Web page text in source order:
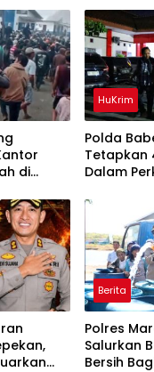
di
HuKrim
Polda
Tetapkan
Dalam
Belitung
Berita
Polres
Salurkan
Bersih